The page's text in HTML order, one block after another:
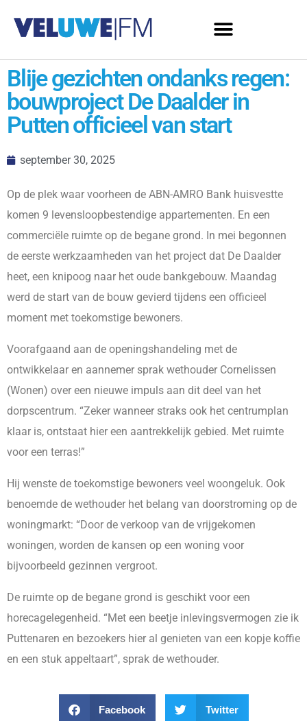
Blije gezichten ondanks regen:
bouwproject De Daalder in
Putten officieel van start
september 30, 2025
Op de plek waar voorheen de ABN-AMRO Bank huisvestte
komen 9 levensloopbestendige appartementen. En een
commerciële ruimte op de begane grond. In mei begonnen
de eerste werkzaamheden van het project dat De Daalder
heet, een knipoog naar het oude bankgebouw. Maandag
werd de start van de bouw gevierd tijdens een officieel
moment met toekomstige bewoners.
Voorafgaand aan de openingshandeling met de
ontwikkelaar en aannemer sprak wethouder Cornelissen
(Wonen) over een nieuwe impuls aan dit deel van het
dorpscentrum. “Zeker wanneer straks ook het centrumplan
klaar is, ontstaat hier een aantrekkelijk gebied. Met ruimte
voor een terras!”
Hij wenste de toekomstige bewoners veel woongeluk. Ook
benoemde de wethouder het belang van doorstroming op de
woningmarkt: “Door de verkoop van de vrijgekomen
woningen, worden de kansen op een woning voor
bijvoorbeeld gezinnen vergroot.
De ruimte op de begane grond is geschikt voor een
horecagelegenheid. “Met een beetje inlevingsvermogen zie ik
Puttenaren en bezoekers hier al genieten van een kopje koffie
en een stuk appeltaart”, sprak de wethouder.
Facebook Twitter